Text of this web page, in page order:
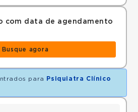
com data de agendamento
Busque agora
para
Psiquiatra Clínico